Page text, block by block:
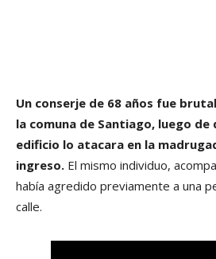
Un conserje de 68 años fue
la comuna de Santiago, luego
edificio lo atacara en la
ingreso. El mismo individuo,
había agredido previamente a una
calle.